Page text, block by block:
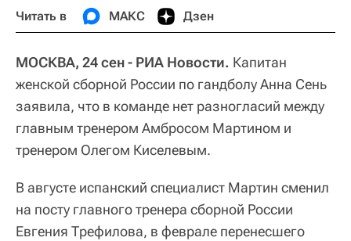
Читать в МАКС Дзен
МОСКВА, 24 сен - РИА Новости. Капитан
женской сборной России по гандболу Анна Сень
заявила, что в команде нет разногласий между
главным тренером Амбросом Мартином и
тренером Олегом Киселевым.
В августе испанский специалист Мартин сменил
на посту главного тренера сборной России
Евгения Трефилова, в феврале перенесшего